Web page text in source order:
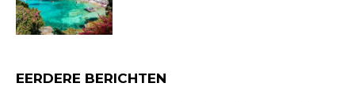
EERDERE BERICHTEN